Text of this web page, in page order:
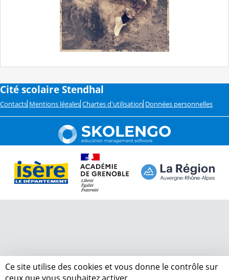
Cité scolaire Stendhal
Contacts Mentions légales Chartes d'utilisation Données personnelles
Ce site utilise des cookies et vous donne le contrôle sur